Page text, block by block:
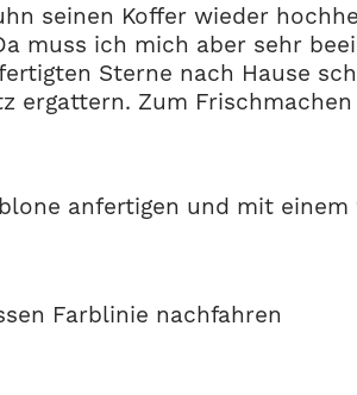
seinen Koffer wieder
muss ich mich aber sehr
Sterne nach Hause
ergattern. Zum
anfertigen und mit
Farblinie nachfahren